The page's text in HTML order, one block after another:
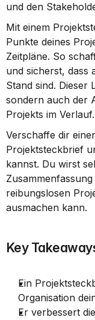
und den
Mit einem
Punkte deines
Zeitpläne. So
und sicherst, dass
Stand sind. Dieser
sondern auch der
Projekts im Verlauf.
Verschaffe dir
Projektsteckbrief
kannst. Du wirst
reibungslosen
ausmachen kann.
Key
Ein
Organisation
Er verbessert